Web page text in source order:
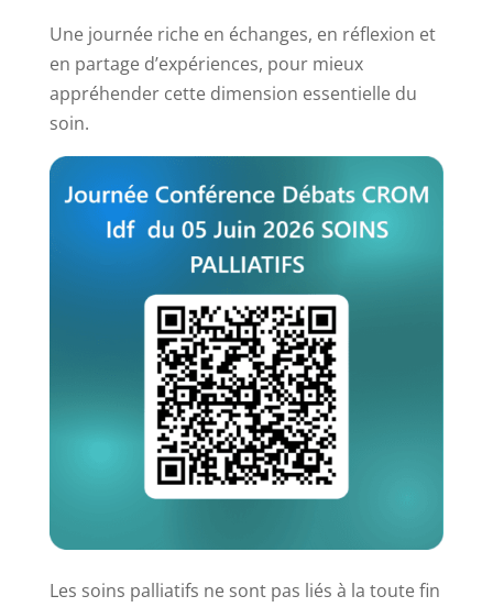
Une journée riche en échanges, en réflexion et
en partage d’expériences, pour mieux
appréhender cette dimension essentielle du
soin.
Les soins palliatifs ne sont pas liés à la toute fin